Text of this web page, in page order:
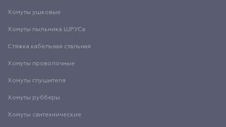
Хомуты ушковые
Хомуты пыльника ШРУСа
Стяжка кабельная стальная
Хомуты проволочные
Хомуты глушителя
Хомуты рубберы
Хомуты сантехнические